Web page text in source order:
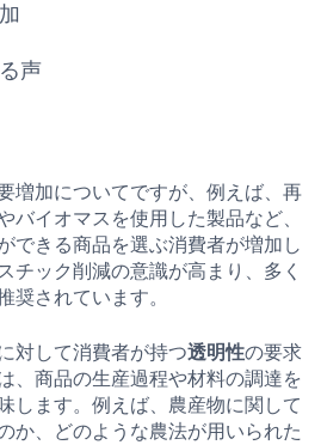
声
増加についてですが、例えば、再
バイオマスを使用した製品など、
できる商品を選ぶ消費者が増加し
チック削減の意識が高まり、多く
奨されています。
対して消費者が持つ透明性の要求
、商品の生産過程や材料の調達を
します。例えば、農産物に関して
か、どのような農法が用いられた